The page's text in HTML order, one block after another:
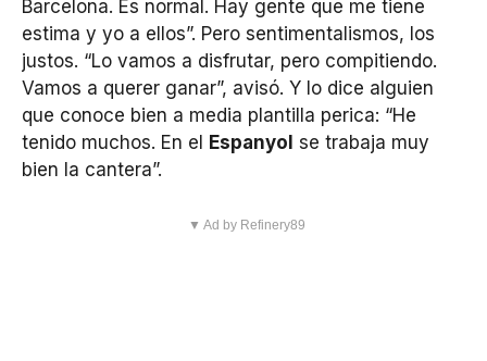
Barcelona. Es normal. Hay gente que me tiene
estima y yo a ellos”. Pero sentimentalismos, los
justos. “Lo vamos a disfrutar, pero compitiendo.
Vamos a querer ganar”, avisó. Y lo dice alguien
que conoce bien a media plantilla perica: “He
tenido muchos. En el
Espanyol se trabaja muy
bien la cantera”.
▼ Ad by Refinery89